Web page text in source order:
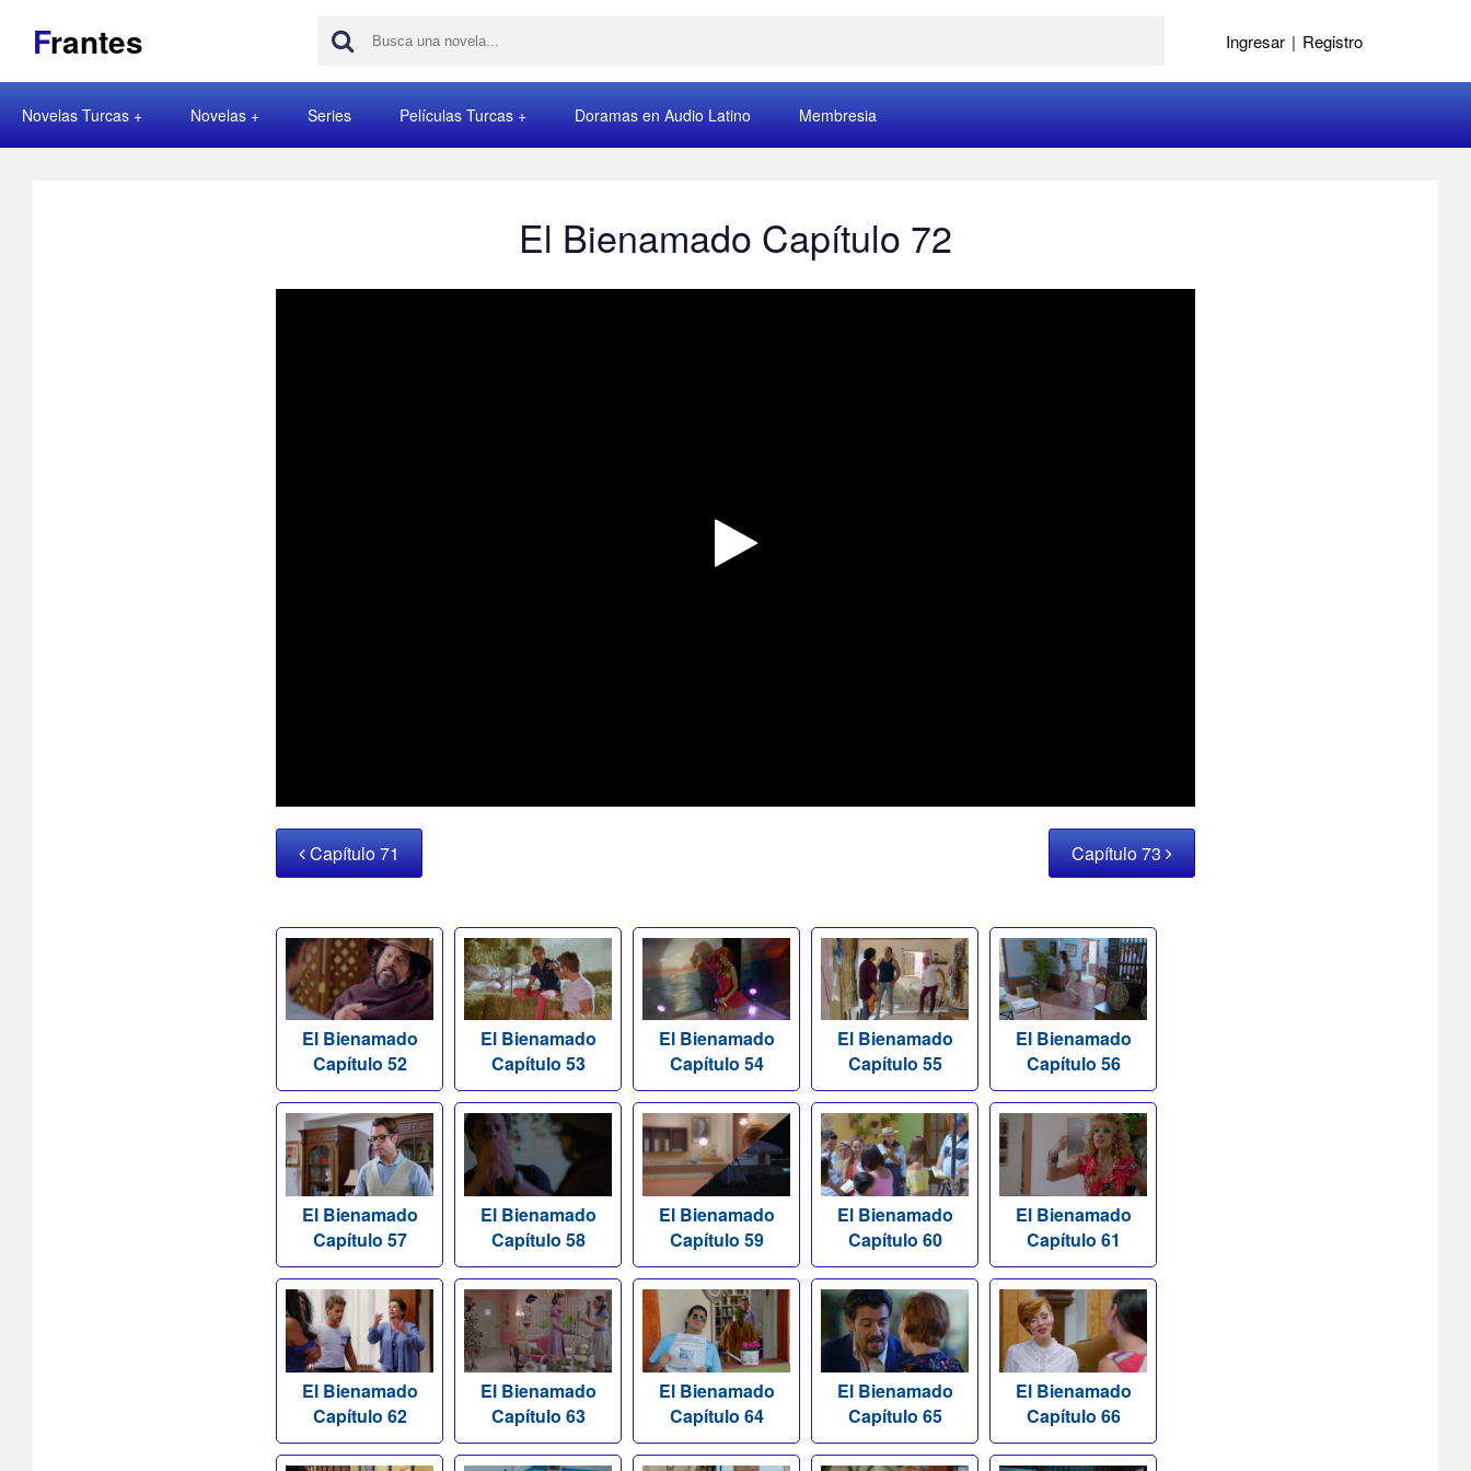
Frantes Ingresar | Registro
Novelas Turcas Novelas Series Películas Turcas Doramas en Audio Latino Membresia
El Bienamado Capítulo 72
Capítulo 71 Capítulo 73
El Bienamado
Capítulo 52
El Bienamado
Capítulo 53
El Bienamado
Capítulo 54
El Bienamado
Capítulo 55
El Bienamado
Capítulo 56
El Bienamado
Capítulo 57
El Bienamado
Capítulo 58
El Bienamado
Capítulo 59
El Bienamado
Capítulo 60
El Bienamado
Capítulo 61
El Bienamado
Capítulo 62
El Bienamado
Capítulo 63
El Bienamado
Capítulo 64
El Bienamado
Capítulo 65
El Bienamado
Capítulo 66